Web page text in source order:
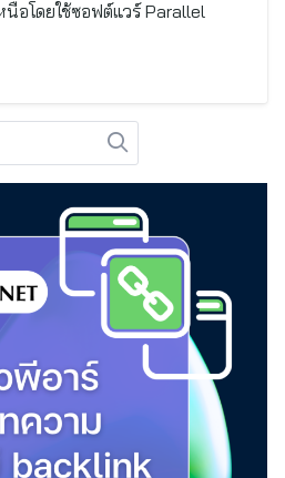
อโดยใช้ซอฟต์แวร์ Parallel